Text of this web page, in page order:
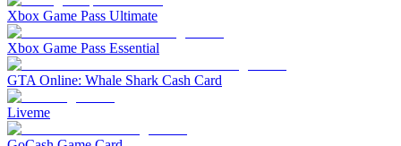
Xbox Game Pass Ultimate
Xbox Game Pass Essential
GTA Online: Whale Shark Cash Card
Liveme